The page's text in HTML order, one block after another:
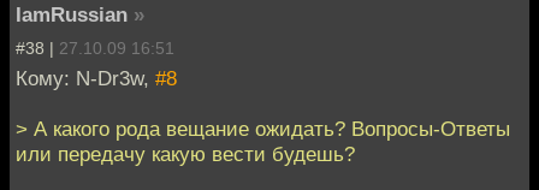
IamRussian »
#38 | 27.10.09 16:51
Кому: N-Dr3w, #8
> А какого рода вещание ожидать? Вопросы-Ответы
или передачу какую вести будешь?